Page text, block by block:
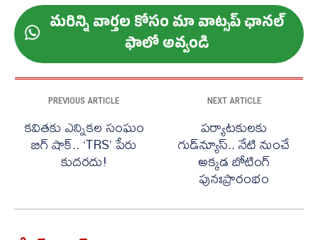
మ‌రిన్ని వార్త‌ల కోసం మా వాట్స‌ప్ ఛాన‌ల్
ఫాలో అవ్వండి
PREVIOUS ARTICLE
కవితకు ఎన్నికల సంఘం
బిగ్ షాక్.. ‘TRS’ పేరు
కుదరదు!
NEXT ARTICLE
పర్యాటకులకు
గుడ్‌న్యూస్.. నేటి నుంచే
అక్కడ బోటింగ్
పునఃప్రారంభం